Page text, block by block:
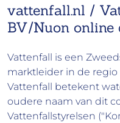
vattenfall.nl /
BV/Nuon online
Vattenfall is een
marktleider in de
Vattenfall betekent
oudere naam van dit
Vattenfallstyrelsen